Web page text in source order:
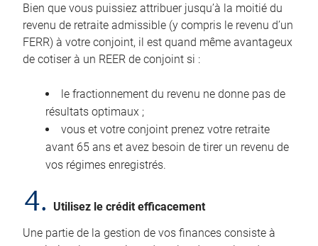
Bien que vous puissiez attribuer jusqu’à la moitié du
revenu de retraite admissible (y compris le revenu d’un
FERR) à votre conjoint, il est quand même avantageux
de cotiser à un REER de conjoint si :
le fractionnement du revenu ne donne pas de
résultats optimaux ;
vous et votre conjoint prenez votre retraite
avant 65 ans et avez besoin de tirer un revenu de
vos régimes enregistrés.
4.
Utilisez le crédit efficacement
Une partie de la gestion de vos finances consiste à